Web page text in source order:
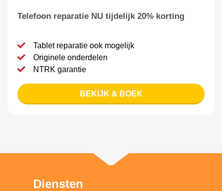
Telefoon reparatie NU tijdelijk 20% korting
Tablet reparatie ook mogelijk
Originele onderdelen
NTRK garantie
BEKIJK & BOEK
Diensten